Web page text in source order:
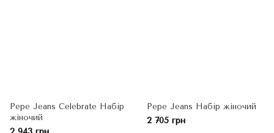
Pepe Jeans Celebrate Набір
жіночий
Pepe Jeans Набір жіночий
2 705 грн